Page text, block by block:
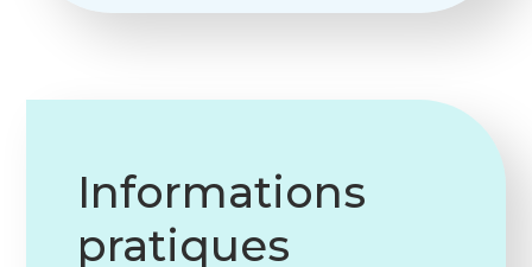
Informations
pratiques